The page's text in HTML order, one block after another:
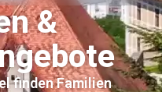
&
finden Familien